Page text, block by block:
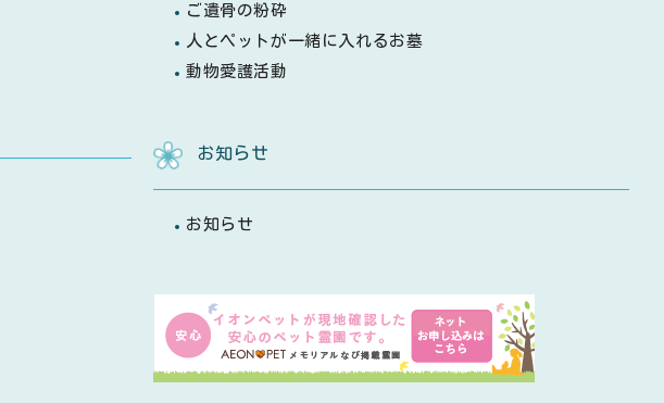
ご遺骨の粉砕
人とペットが一緒に入れるお墓
動物愛護活動
お知らせ
お知らせ